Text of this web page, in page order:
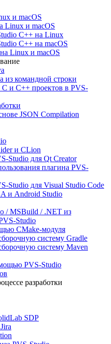
и macOS
Linux и macOS
C++ на Linux
C++ на macOS
Linux и macOS
из командной строки
и C++ проектов в PVS-
JSON Compilation
и CLion
Studio для Qt Creator
плагина PVS-
Studio для Visual Studio Code
и Android Studio
/ MSBuild / .NET из
Studio
CMake-модуля
систему Gradle
систему Maven
PVS-Studio
разработки
SDP